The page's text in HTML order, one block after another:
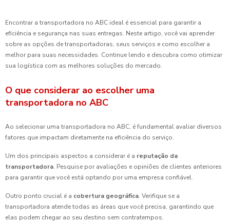
Encontrar a transportadora no ABC ideal é essencial para garantir a
eficiência e segurança nas suas entregas. Neste artigo, você vai aprender
sobre as opções de transportadoras, seus serviços e como escolher a
melhor para suas necessidades. Continue lendo e descubra como otimizar
sua logística com as melhores soluções do mercado.
O que considerar ao escolher uma
transportadora no ABC
Ao selecionar uma transportadora no ABC, é fundamental avaliar diversos
fatores que impactam diretamente na eficiência do serviço.
Um dos principais aspectos a considerar é a reputação da
transportadora. Pesquise por avaliações e opiniões de clientes anteriores
para garantir que você está optando por uma empresa confiável.
Outro ponto crucial é a cobertura geográfica. Verifique se a
transportadora atende todas as áreas que você precisa, garantindo que
elas podem chegar ao seu destino sem contratempos.